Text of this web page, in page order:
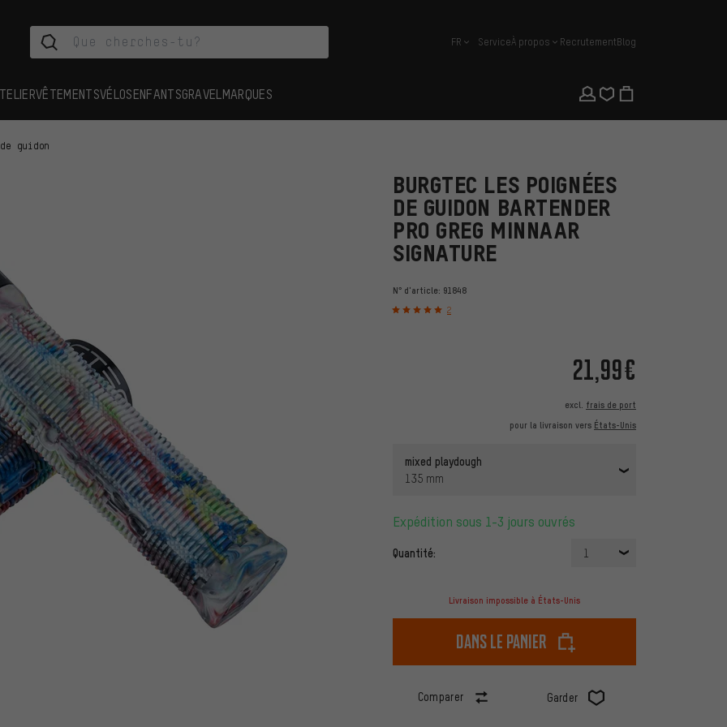
français
FR ServiceÀ propos RecrutementBlog
VÊTEMENTSVÉLOSENFANTSGRAVEL MARQUES
guidon
BURGTEC LES POIGNÉES
DE GUIDON BARTENDER
PRO GREG MINNAAR
SIGNATURE
N° d'article: 91848
2
21,99€
excl. frais de port
pour la livraison vers États-Unis
mixed playdough
135 mm
Expédition sous 1-3 jours ouvrés
Quantité: 1
Livraison impossible à États-Unis
dans le panier
Comparer Garder